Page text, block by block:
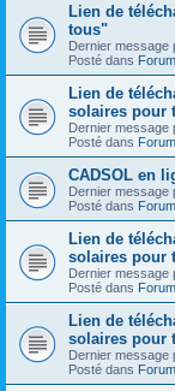
Lien de
tous"
Dernier message
Posté dans Forum
Lien de
solaires pour
Dernier message
Posté dans Forum
CADSOL en
Dernier message
Posté dans Forum
Lien de
solaires pour
Dernier message
Posté dans Forum
Lien de
solaires pour
Dernier message
Posté dans Forum